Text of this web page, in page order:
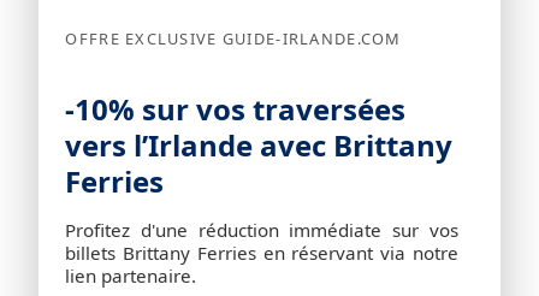
OFFRE EXCLUSIVE GUIDE-IRLANDE.COM
-10% sur vos traversées
vers l’Irlande avec Brittany
Ferries
Profitez d'une réduction immédiate sur vos
billets Brittany Ferries en réservant via notre
lien partenaire.